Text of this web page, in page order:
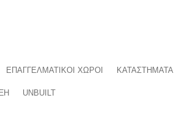
ΕΠΑΓΓΕΛΜΑΤΙΚΟΙ ΧΩΡΟΙ ΚΑΤΑΣΤΗΜΑΤΑ
UNBUILT